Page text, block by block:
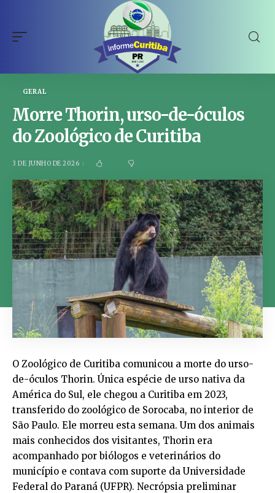
GERAL
Morre Thorin, urso-de-óculos
do Zoológico de Curitiba
3 DE JUNHO DE 2026
O Zoológico de Curitiba comunicou a morte do urso-
de-óculos Thorin. Única espécie de urso nativa da
América do Sul, ele chegou a Curitiba em 2023,
transferido do zoológico de Sorocaba, no interior de
São Paulo. Ele morreu esta semana. Um dos animais
mais conhecidos dos visitantes, Thorin era
acompanhado por biólogos e veterinários do
município e contava com suporte da Universidade
Federal do Paraná (UFPR). Necrópsia preliminar